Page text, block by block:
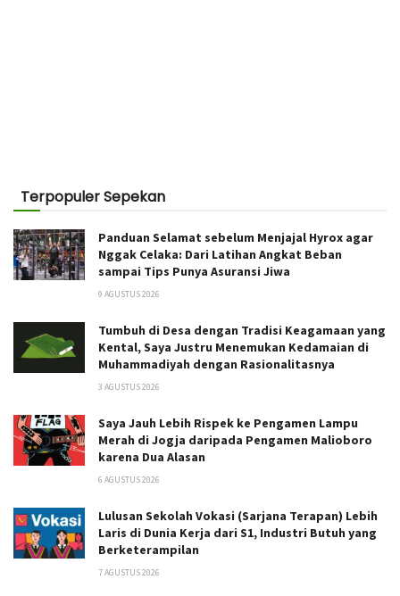
Terpopuler Sepekan
Panduan Selamat sebelum Menjajal Hyrox agar
Nggak Celaka: Dari Latihan Angkat Beban
sampai Tips Punya Asuransi Jiwa
9 AGUSTUS 2026
Tumbuh di Desa dengan Tradisi Keagamaan yang
Kental, Saya Justru Menemukan Kedamaian di
Muhammadiyah dengan Rasionalitasnya
3 AGUSTUS 2026
Saya Jauh Lebih Rispek ke Pengamen Lampu
Merah di Jogja daripada Pengamen Malioboro
karena Dua Alasan
6 AGUSTUS 2026
Lulusan Sekolah Vokasi (Sarjana Terapan) Lebih
Laris di Dunia Kerja dari S1, Industri Butuh yang
Berketerampilan
7 AGUSTUS 2026